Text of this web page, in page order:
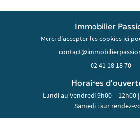
Immobilier
Merci d'accepter les cookies ici
02 41 18 18 70
Horaires
Lundi au Vendredi 9h00 – 12h00
Samedi : sur rendez-